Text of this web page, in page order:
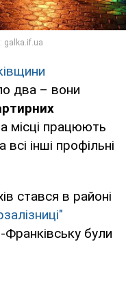
два – вони
місці працюють
всі інші профільні
стався в районі
були